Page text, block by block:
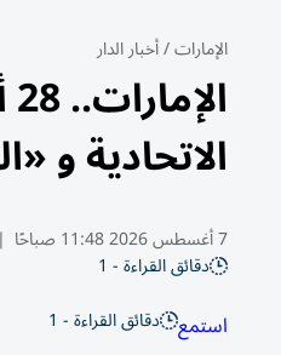
الإمارات/أخبار الدار
الاتحادية و
7 أغسطس 2026 11:48 صباحًا |
دقائق القراءة - 1
استمع دقائق القراءة - 1